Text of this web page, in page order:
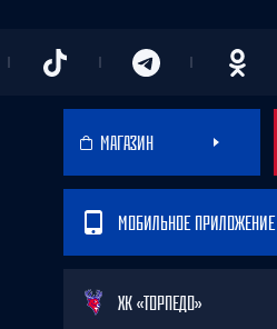
МАГАЗИН
МОБИЛЬНОЕ ПРИЛОЖЕНИЕ
ХК «ТОРПЕДО»